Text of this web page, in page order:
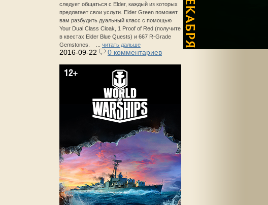
следует общаться с Elder, каждый из которых
предлагает свои услуги. Elder Green поможет
вам разбудить дуальный класс с помощью
Your Dual Class Cloak, 1 Proof of Red (получите
в квестах Elder Blue Quests) и 667 R-Grade
Gemstones. ... читать дальше
2016-09-22 0 комментариев